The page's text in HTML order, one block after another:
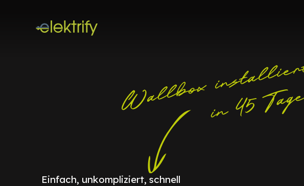
Einfach, unkompliziert, schnell